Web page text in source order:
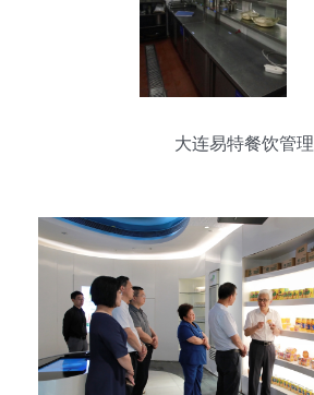
大连易特餐饮管理